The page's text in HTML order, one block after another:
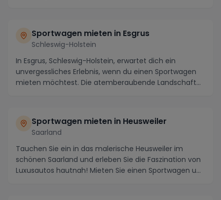
Sportwagen mieten in Esgrus
Schleswig-Holstein
In Esgrus, Schleswig-Holstein, erwartet dich ein
unvergessliches Erlebnis, wenn du einen Sportwagen
mieten möchtest. Die atemberaubende Landschaft
Sportwagen mieten in Heusweiler
Saarland
Tauchen Sie ein in das malerische Heusweiler im
schönen Saarland und erleben Sie die Faszination von
Luxusautos hautnah! Mieten Sie einen Sportwagen u...